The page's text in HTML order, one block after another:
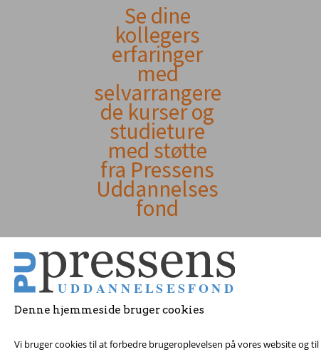
Denne hjemmeside bruger cookies
Vi bruger cookies til at forbedre brugeroplevelsen på vores website og
Andet
indhold
Se dine
kollegers
erfaringer
med
selvarrangere
de kurser og
studieture
med støtte
fra Pressens
Uddannelses
fond